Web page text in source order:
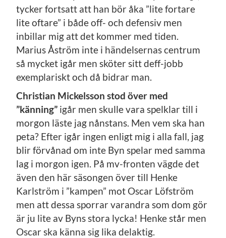
tycker fortsatt att han bör åka ”lite fortare
lite oftare” i både off- och defensiv men
inbillar mig att det kommer med tiden.
Marius Åström inte i händelsernas centrum
så mycket igår men sköter sitt deff-jobb
exemplariskt och då bidrar man.
Christian Mickelsson stod över med
”känning” igår men skulle vara spelklar till i
morgon läste jag nånstans. Men vem ska han
peta? Efter igår ingen enligt mig i alla fall, jag
blir förvånad om inte Byn spelar med samma
lag i morgon igen. På mv-fronten vägde det
även den här säsongen över till Henke
Karlström i ”kampen” mot Oscar Löfström
men att dessa sporrar varandra som dom gör
är ju lite av Byns stora lycka! Henke står men
Oscar ska känna sig lika delaktig.